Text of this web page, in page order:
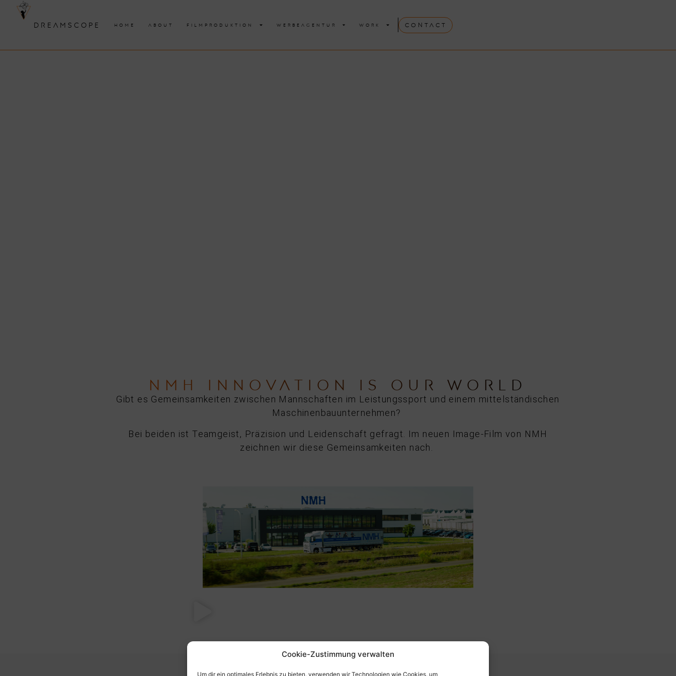
Cookie-Zustimmung verwalten
Um dir ein optimales Erlebnis zu bieten, verwenden wir Technologien wie Cookies, um
DREAMSCOPE HOME ABOUT FILMPRODUKTION WERBEAGENTUR WORK Contact
NMH INNOVATION IS OUR WORLD
Gibt es Gemeinsamkeiten zwischen Mannschaften im Leistungssport und einem mittelständischen
Maschinenbauunternehmen?
Bei beiden ist Teamgeist, Präzision und Leidenschaft gefragt. Im neuen Image-Film von NMH
zeichnen wir diese Gemeinsamkeiten nach.